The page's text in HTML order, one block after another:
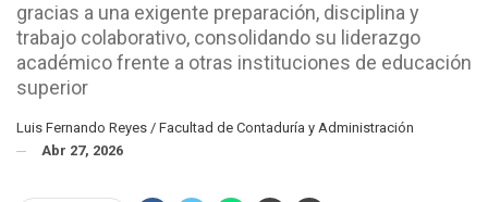
gracias a una exigente preparación, disciplina y
trabajo colaborativo, consolidando su liderazgo
académico frente a otras instituciones de educación
superior
Luis Fernando Reyes / Facultad de Contaduría y Administración
Abr 27, 2026